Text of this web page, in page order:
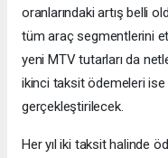
oranlarındaki artış belli
tüm araç segmentlerini
yeni MTV tutarları da
ikinci taksit ödemeleri
gerçekleştirilecek.
Her yıl iki taksit halinde